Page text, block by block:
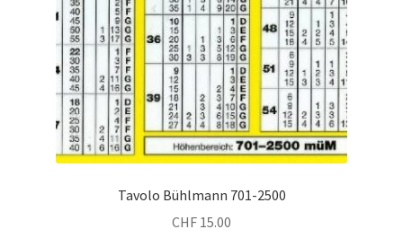
Tavolo Bühlmann 701-2500
CHF 15.00